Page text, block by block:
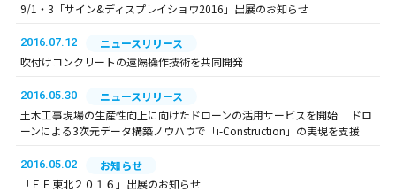
9/1・3「サイン&ディスプレイショウ2016」出展のお知らせ
2016.07.12
ニュースリリース
吹付けコンクリートの遠隔操作技術を共同開発
2016.05.30
ニュースリリース
土木工事現場の生産性向上に向けたドローンの活用サービスを開始 ドロ
ーンによる3次元データ構築ノウハウで「i-Construction」の実現を支援
2016.05.02
お知らせ
「ＥＥ東北２０１６」出展のお知らせ